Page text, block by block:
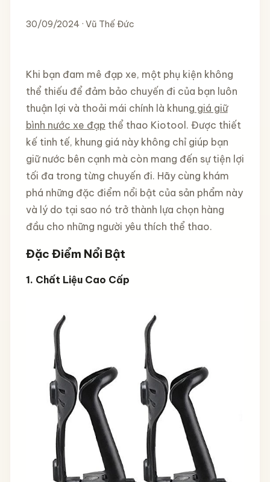
30/09/2024 · Vũ Thế Đức
Khi bạn đam mê đạp xe, một phụ kiện không
thể thiếu để đảm bảo chuyến đi của bạn luôn
thuận lợi và thoải mái chính là khung giá giữ
bình nước xe đạp thể thao Kiotool. Được thiết
kế tinh tế, khung giá này không chỉ giúp bạn
giữ nước bên cạnh mà còn mang đến sự tiện lợi
tối đa trong từng chuyến đi. Hãy cùng khám
phá những đặc điểm nổi bật của sản phẩm này
và lý do tại sao nó trở thành lựa chọn hàng
đầu cho những người yêu thích thể thao.
Đặc Điểm Nổi Bật
1. Chất Liệu Cao Cấp